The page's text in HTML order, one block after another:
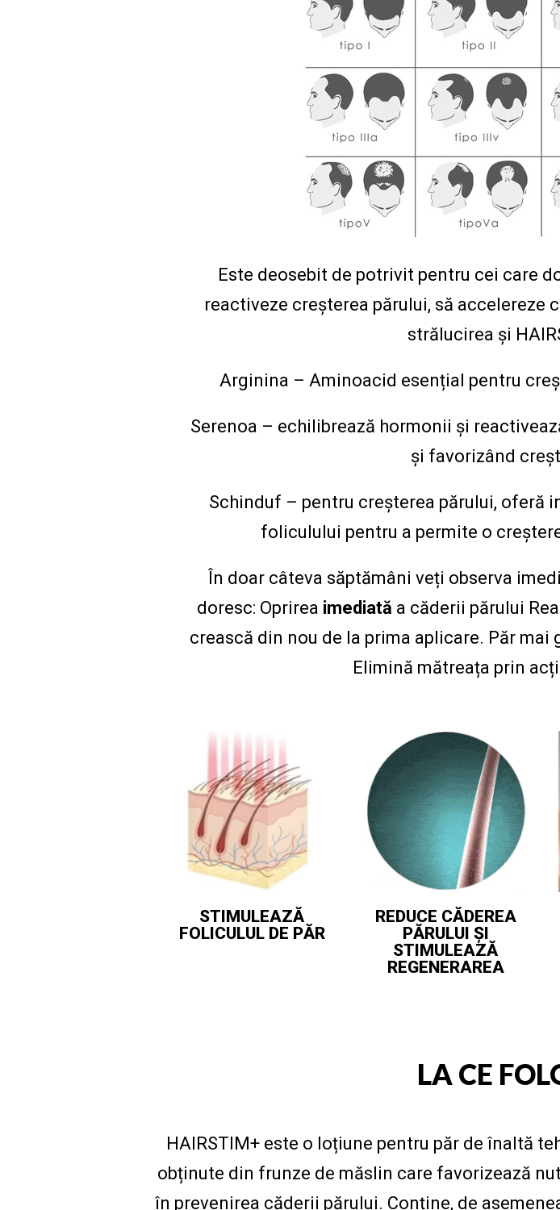
Este deosebit de potrivit pentru cei care
reactiveze creșterea părului, să accelereze
strălucirea și
Arginina – Aminoacid esențial pentru
Serenoa – echilibrează hormonii și
și favorizând
Schinduf – pentru creșterea părului, oferă
foliculului pentru a permite o
În doar câteva săptămâni veți observa
doresc: Oprirea imediată a căderii părului
crească din nou de la prima aplicare. Păr
Elimină mătreața prin
STIMULEAZĂ
FOLICULUL DE PĂR
REDUCE CĂDEREA
PĂRULUI ȘI
STIMULEAZĂ
REGENERAREA
LA CE
HAIRSTIM+ este o loțiune pentru păr de înaltă
obținute din frunze de măslin care favorizează
în prevenirea căderii părului. Conține, de